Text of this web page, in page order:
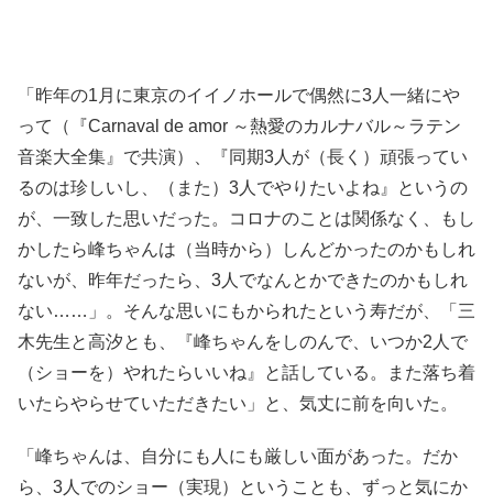
「昨年の1月に東京のイイノホールで偶然に3人一緒にや
って（『Carnaval de amor ～熱愛のカルナバル～ラテン
音楽大全集』で共演）、『同期3人が（長く）頑張ってい
るのは珍しいし、（また）3人でやりたいよね』というの
が、一致した思いだった。コロナのことは関係なく、もし
かしたら峰ちゃんは（当時から）しんどかったのかもしれ
ないが、昨年だったら、3人でなんとかできたのかもしれ
ない……」。そんな思いにもかられたという寿だが、「三
木先生と高汐とも、『峰ちゃんをしのんで、いつか2人で
（ショーを）やれたらいいね』と話している。また落ち着
いたらやらせていただきたい」と、気丈に前を向いた。
「峰ちゃんは、自分にも人にも厳しい面があった。だか
ら、3人でのショー（実現）ということも、ずっと気にか